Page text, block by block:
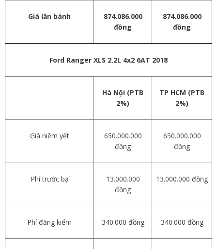
Giá lăn bánh
874.086.000
đồng
874.086.000
đồng
Ford Ranger XLS 2.2L 4x2 6AT 2018
Hà Nội (PTB
2%)
TP HCM (PTB
2%)
Giá niêm yết
650.000.000
đồng
650.000.000
đồng
Phí trước bạ
13.000.000
đồng
13.000.000 đồng
Phí đăng kiểm 340.000 đồng 340.000 đồng